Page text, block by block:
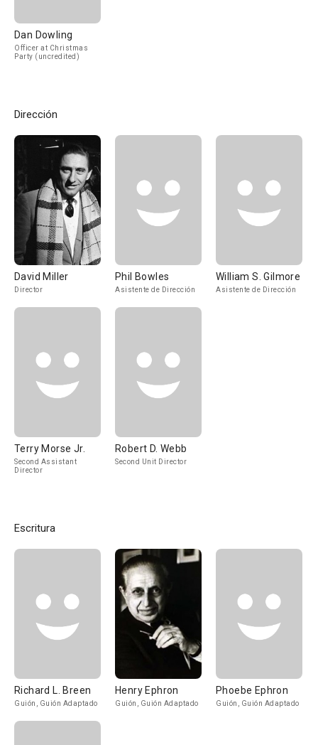
Dan Dowling
Officer at Christmas
Party (uncredited)
Dirección
David Miller
Director
Phil Bowles
Asistente de Dirección
William S. Gilmore
Asistente de Dirección
Terry Morse Jr.
Second Assistant
Director
Robert D. Webb
Second Unit Director
Escritura
Richard L. Breen
Guión, Guión Adaptado
Henry Ephron
Guión, Guión Adaptado
Phoebe Ephron
Guión, Guión Adaptado